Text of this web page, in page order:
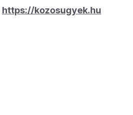
https://kozosugyek.hu